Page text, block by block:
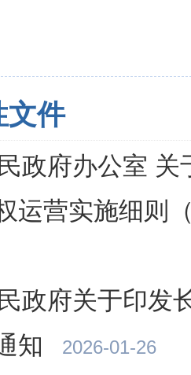
文件
政府办公室 关
运营实施细则
政府关于印发
知
2026-01-26